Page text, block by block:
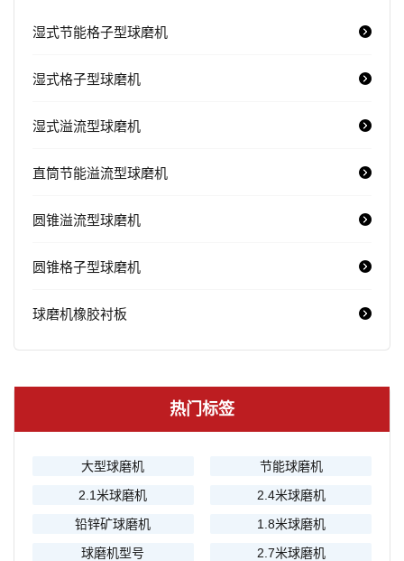
湿式节能格子型球磨机
湿式格子型球磨机
湿式溢流型球磨机
直筒节能溢流型球磨机
圆锥溢流型球磨机
圆锥格子型球磨机
球磨机橡胶衬板
热门标签
大型球磨机
节能球磨机
2.1米球磨机
2.4米球磨机
铅锌矿球磨机
1.8米球磨机
球磨机型号
2.7米球磨机